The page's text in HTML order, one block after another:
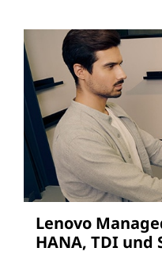
Lenovo
HANA, TDI und